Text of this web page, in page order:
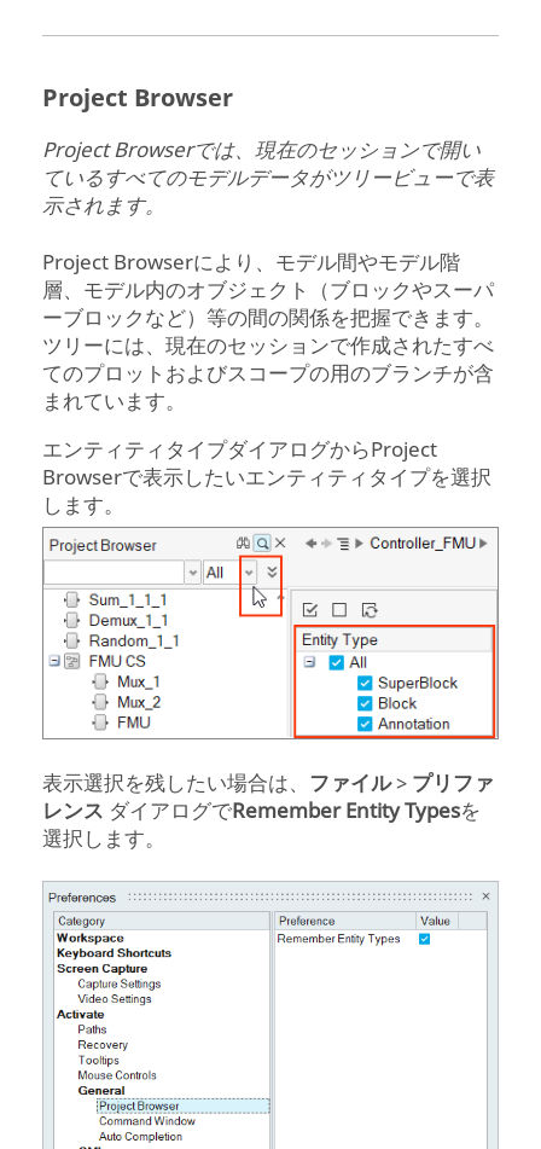
Project Browser
Project Browserでは、現在のセッションで開い
ているすべてのモデルデータがツリービューで表
示されます。
Project Browserにより、モデル間やモデル階
層、モデル内のオブジェクト（ブロックやスーパ
ーブロックなど）等の間の関係を把握できます。
ツリーには、現在のセッションで作成されたすべ
てのプロットおよびスコープの用のブランチが含
まれています。
エンティティタイプダイアログからProject
Browserで表示したいエンティティタイプを選択
します。
表示選択を残したい場合は、 ファイル> プリファ
レンス ダイアログでRemember Entity Typesを
選択します。